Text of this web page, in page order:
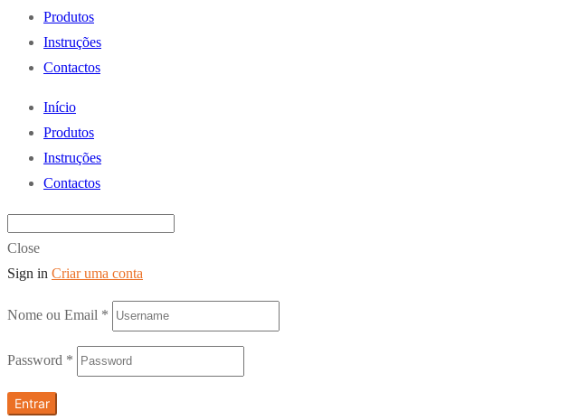
Produtos
Instruções
Contactos
Início
Produtos
Instruções
Contactos
Close
Sign in Criar uma conta
Nome ou Email *
Password *
Entrar